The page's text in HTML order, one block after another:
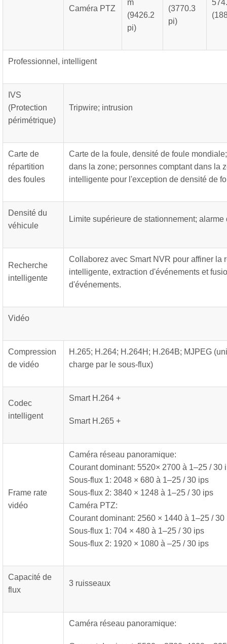
Caméra PTZ
m
(9426.2
pi)
(3770.3
pi)
Professionnel, intelligent
IVS
(Protection
périmétrique)
Tripwire; intrusion
Carte de
répartition
des foules
Carte de la foule, densité de foule
dans la zone; personnes comptant dans la
intelligente pour l'exception de densité de
Densité du
véhicule
Limite supérieure de stationnement;
Recherche
intelligente
Collaborez avec Smart NVR pour affiner la
intelligente, extraction d'événements et
d'événements.
Vidéo
Compression
de vidéo
H.265; H.264; H.264H; H.264B; MJPEG
charge par le sous-flux)
Codec
intelligent
Smart H.264 +
Smart H.265 +
Frame rate
vidéo
Caméra réseau panoramique:
Courant dominant: 5520× 2700 à 1–25 / 30
Sous-flux 1: 2048 × 680 à 1–25 / 30 ips
Sous-flux 2: 3840 × 1248 à 1–25 / 30 ips
Caméra PTZ:
Courant dominant: 2560 × 1440 à 1–25 / 30
Sous-flux 1: 704 × 480 à 1–25 / 30 ips
Sous-flux 2: 1920 × 1080 à –25 / 30 ips
Capacité de
flux
3 ruisseaux
Caméra réseau panoramique: